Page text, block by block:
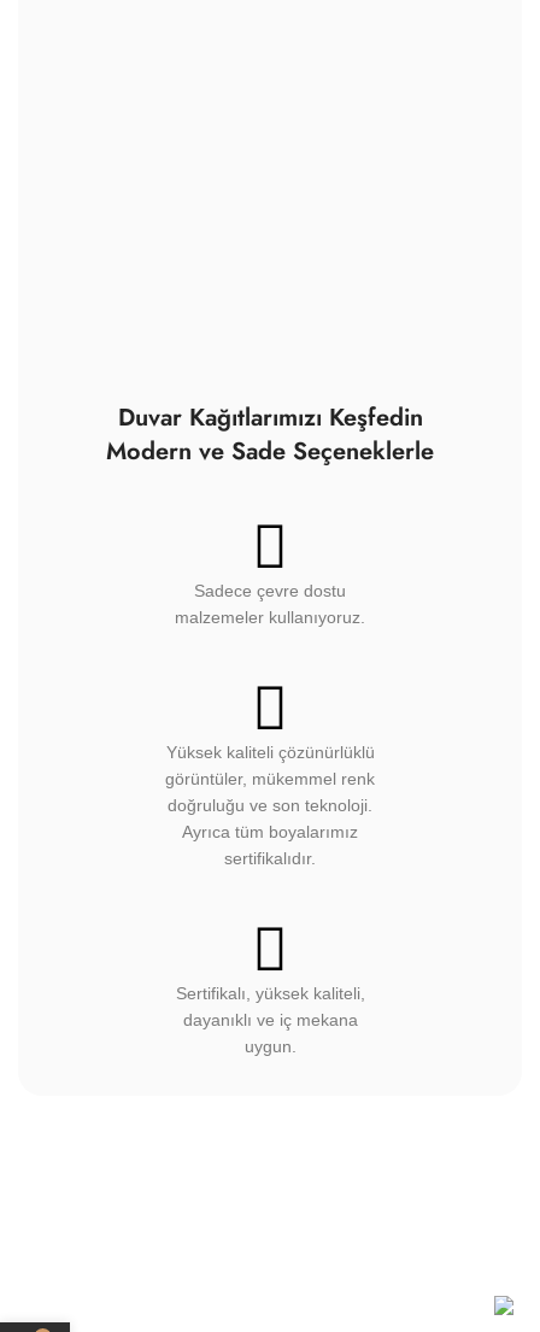
Duvar Kağıtlarımızı Keşfedin
Modern ve Sade Seçeneklerle
Sadece çevre dostu
malzemeler kullanıyoruz.
Yüksek kaliteli çözünürlüklü
görüntüler, mükemmel renk
doğruluğu ve son teknoloji.
Ayrıca tüm boyalarımız
sertifikalıdır.
Sertifikalı, yüksek kaliteli,
dayanıklı ve iç mekana
uygun.